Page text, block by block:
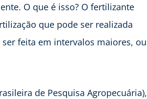
O que é isso? O fertilizante
que pode ser realizada
feita em intervalos maiores, ou
de Pesquisa Agropecuária),